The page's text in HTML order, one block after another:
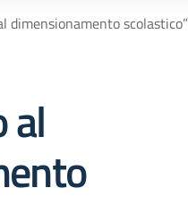
dimensionamento scolastico”
al